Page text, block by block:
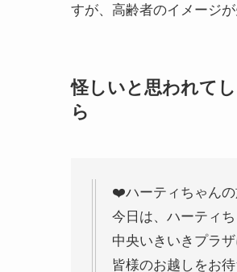
怪しいと思われて
ら
❤️ハーティちゃん
今日は、ハーティ
中央いきいきプラ